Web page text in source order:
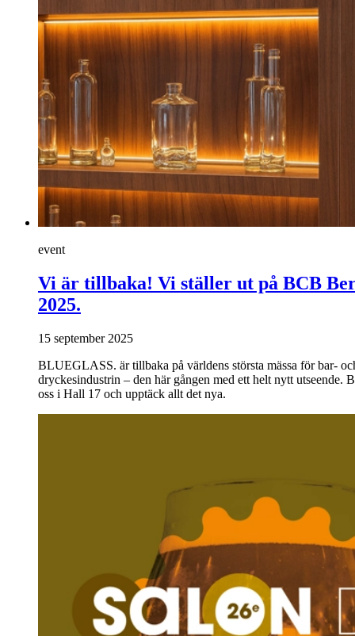
event
Vi är tillbaka! Vi ställer ut på BCB
2025.
15 september 2025
BLUEGLASS. är tillbaka på världens största mässa för bar-
dryckesindustrin – den här gången med ett helt nytt utseende.
oss i Hall 17 och upptäck allt det nya.